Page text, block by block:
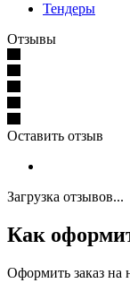
Тендеры
Отзывы
Оставить отзыв
Загрузка отзывов...
Как
Оформить заказ на